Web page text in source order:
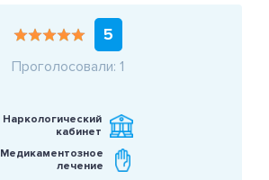
5
Проголосовали: 1
Наркологический
кабинет
Медикаментозное
лечение